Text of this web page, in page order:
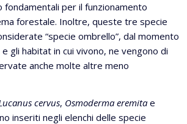
fondamentali per il funzionamento
forestale. Inoltre, queste tre specie
“specie ombrello”, dal momento
gli habitat in cui vivono, ne vengono di
anche molte altre meno
cervus, Osmoderma eremita e
inseriti negli elenchi delle specie